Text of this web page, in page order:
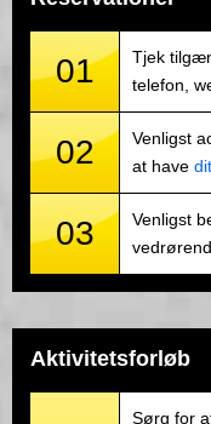
01
Tjek
telefon,
02 Venligst
at have
03
Venligst
Aktivitetsforløb
Sørg for